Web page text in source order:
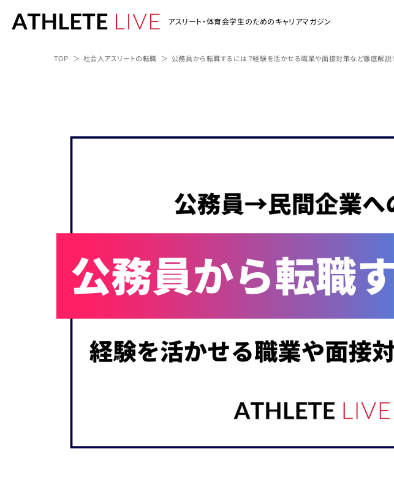
アスリート・体育会学生のためのキャリアマガジン
TOP 社会人アスリートの転職 公務員から転職するには？経験を活かせる職業や面接対策など徹底解説！